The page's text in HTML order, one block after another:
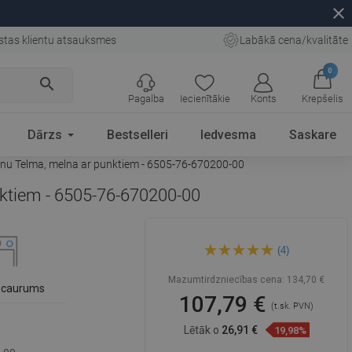
close
klientu atsauksmes Labākā cena/kvalitāte
search
Iecienītākie Konts
0
Krepšelis
Pagalba
Dārzs Bestselleri Iedvesma Saskare
Telma, melna ar punktiem - 6505-76-670200-00
- 6505-76-670200-00
vienu nodalījumu un virtuves
punktiem - 6505-76-670200-
00
(4)
Mazumtirdzniecības cena: 134,70 €
107,79 €(t.sk. PVN)
Lētāk o 26,91 € 19,98%